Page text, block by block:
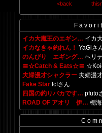
<back
イカ大魔王のエギン… イカ
イカなきゃ釣れん！ YaGiさ
のんびり エギング… ヘリ
〓☆Catch & Eats☆〓
夫婦漫才シャクラー 夫婦漫
Fake Star Icfさん
四国の釣りバカです… pfuto
ROAD OF アオリ 伊… 棚